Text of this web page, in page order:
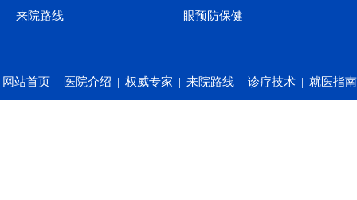
来院路线 眼预防保健
网站首页 | 医院介绍 | 权威专家 | 来院路线 | 诊疗技术 | 就医指南